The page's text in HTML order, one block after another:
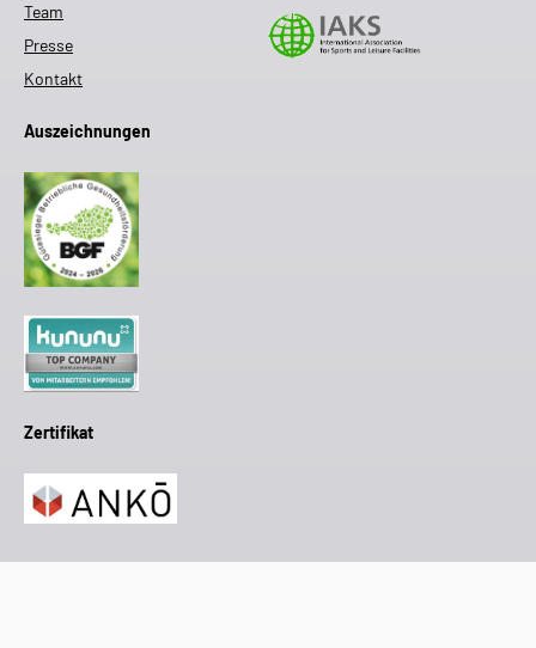
Team
Presse
Kontakt
Auszeichnungen
Zertifikat